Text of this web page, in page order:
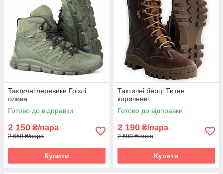
Тактичні черевики Грізлі
олива
Готово до відправки
2 150 ₴/пара
2 650 ₴/пара
Купити
Тактичні берці Титан
коричневі
Готово до відправки
2 190 ₴/пара
2 690 ₴/пара
Купити